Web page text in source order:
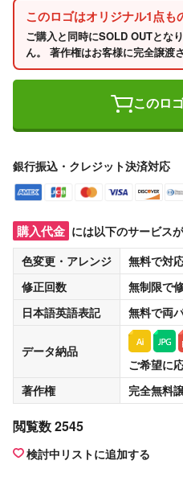
このロゴはオリジナル1点も
ご購入と同時にSOLD OUTとな
ん。 著作権はお客様に完全譲渡
このロ
銀行振込・クレジット決済対応
購入代金 には以下のサービスが
色変更・アレンジ
無料で対
修正回数
無制限で
日本語英語表記
無料で両
データ納品
ご希望に
著作権
完全無料
閲覧数 2545
検討中リストに追加する